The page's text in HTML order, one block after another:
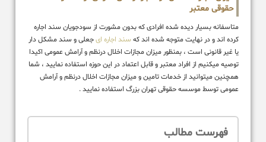
حقوقی معتبر
متاسفانه بسیار دیده شده افرادی که بدون مشورت از سودجویان سند اجاره
کرده اند و در نهایت متوجه شده اند که سند اجاره ایجعلی و سند مشکل دار
یا غیر قانونی است ، بمنظور میزان مجازات اخلال درنظم و آرامش عمومی اکیدا
توصیه میکنیم از افراد معتبر و قابل اعتماد در این حوزه استفاده نمایید ، شما
همچنین میتوانید از خدمات تامین و میزان مجازات اخلال درنظم و آرامش
عمومی توسط موسسه حقوقی تهران بزرگ استفاده نمایید .
فهرست مطالب